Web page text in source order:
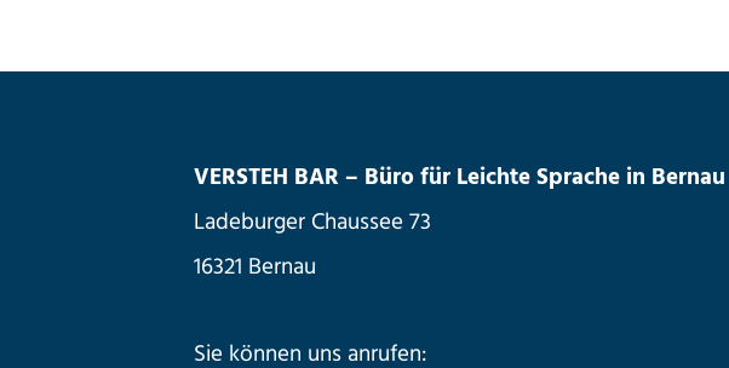
VERSTEH BAR – Büro für Leichte Sprache in Bernau
Ladeburger Chaussee 73
16321 Bernau
Sie können uns anrufen: